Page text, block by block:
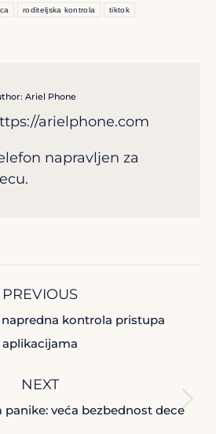
roditeljska kontrola tiktok
Ariel Phone
arielphone.com
napravljen za
PREVIOUS
Previous
post:
kontrola pristupa
aplikacijama
NEXT
Next
veća bezbednost dece